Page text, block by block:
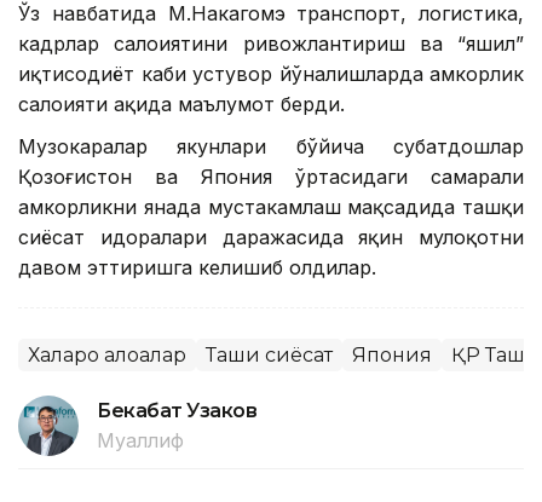
Ўз навбатида М.Накагомэ транспорт, логистика,
кадрлар салоҳиятини ривожлантириш ва “яшил”
иқтисодиёт каби устувор йўналишларда ҳамкорлик
салоҳияти ҳақида маълумот берди.
Музокаралар якунлари бўйича суҳбатдошлар
Қозоғистон ва Япония ўртасидаги самарали
ҳамкорликни янада мустаҳкамлаш мақсадида ташқи
сиёсат идоралари даражасида яқин мулоқотни
давом эттиришга келишиб олдилар.
Халқаро алоқалар Ташқи сиёсат Япония ҚР
Бекабат Узаков
Муаллиф